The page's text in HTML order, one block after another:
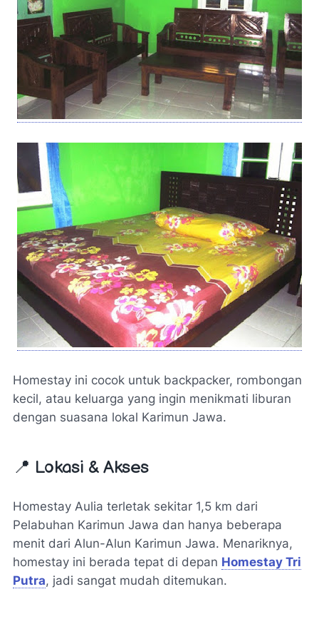
Homestay ini cocok untuk backpacker, rombongan
kecil, atau keluarga yang ingin menikmati liburan
dengan suasana lokal Karimun Jawa.
📍 Lokasi & Akses
Homestay Aulia terletak sekitar 1,5 km dari
Pelabuhan Karimun Jawa dan hanya beberapa
menit dari Alun-Alun Karimun Jawa. Menariknya,
homestay ini berada tepat di depan Homestay Tri
Putra, jadi sangat mudah ditemukan.